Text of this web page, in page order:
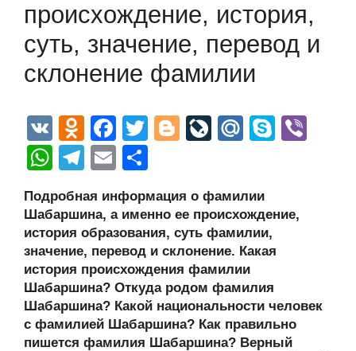
происхождение, история,
суть, значение, перевод и
склонение фамилии
V
K
O
d
n
o
kl
a
ss
ni
ki
F
a
c
e
b
o
o
k
T
er
Bl
g
er
Li
J
o
ur
n
al
M
u
S
e
W
at
s
A
p
p
T
e
gr
a
m
E
ail р
а
в
и
ть
Подробная информация о фамилии
Шабаршина, а именно ее происхождение,
история образования, суть фамилии,
значение, перевод и склонение. Какая
история происхождения фамилии
Шабаршина? Откуда родом фамилия
Шабаршина? Какой национальности человек
с фамилией Шабаршина? Как правильно
пишется фамилия Шабаршина? Верный